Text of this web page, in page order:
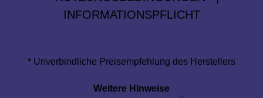
INFORMATIONSPFLICHT
* Unverbindliche Preisempfehlung des Herstellers
Weitere Hinweise